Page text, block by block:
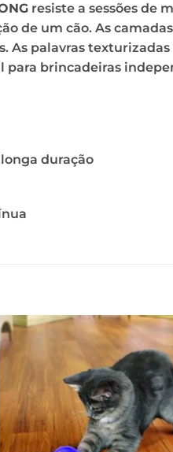
resiste a sessões de
de um cão. As
palavras
brincadeiras
duração